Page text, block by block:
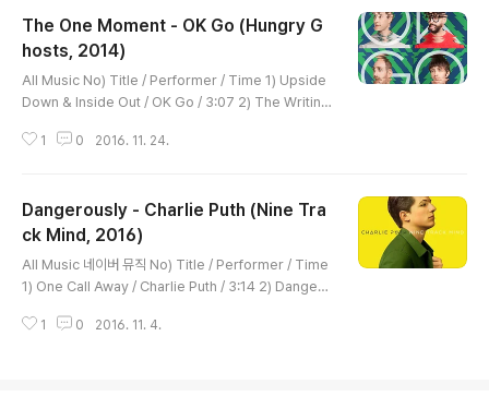
The One Moment - OK Go (Hungry G
hosts, 2014)
All Music No) Title / Performer / Time 1) Upside
Down & Inside Out / OK Go / 3:07 2) The Writin
ssues / OK Go / 3:57 4) Turn Up the Radio / OK
OK Go / 2:54 8) I Won't Let You Down / OK Go /
3:42 9) The One Moment / OK Go / 3:42 10) If I H
ad a Mountain ..
1 0 2016. 11. 24.
Dangerously - Charlie Puth (Nine Tra
ck Mind, 2016)
All Music 네이버 뮤직 No) Title / Performer / Time
1) One Call Away / Charlie Puth / 3:14 2) Dangero
e Puth / 3:10 4) Losing My Mind / Charlie Puth /
1 0 2016. 11. 4.